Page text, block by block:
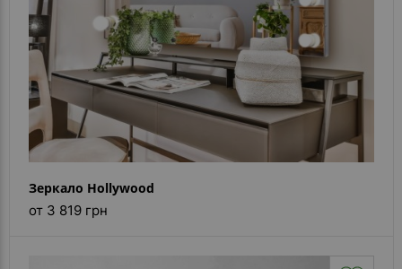
Зеркало Hollywood
от 3 819 грн